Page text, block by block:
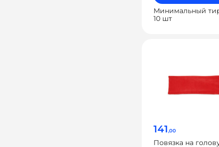
Минимальный
10 шт
141,00
Повязка на